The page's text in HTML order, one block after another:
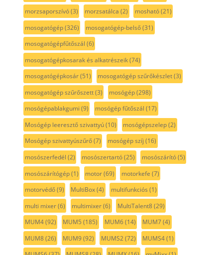
morzsaporszívó(3) morzsatálca (2) mosható(21)
mosogatógép(326) mosogatógép-belső(31)
mosogatógépfűtőszál (6)
mosogatógépkosarak és alkatrészeik(74)
mosogatógépkosár(51) mosogatógép szűrőkészlet(3)
mosogatógép szűrőszett(3) mosógép(298)
mosógépablakgumi (9) mosógép fűtőszál (17)
Mosógép leeresztő szivattyú(10) mosógépszelep(2)
Mosógép szivattyúszűrő(7) mosógép szíj (16)
mosószerfedél (2) mosószertartó(25) mosószárító(5)
mosószárítógép(1) motor(69) motorkefe (7)
motorvédő(9) MultiBox(4) multifunkciós (1)
multi mixer(6) multimixer(6) MultiTalent8(29)
MUM4(92) MUM5 (185) MUM6(14) MUM7(4)
MUM8(26) MUM9(92) MUMS2(72) MUMS4(1)